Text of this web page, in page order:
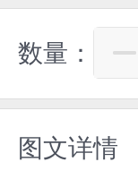
数量：
图文详情